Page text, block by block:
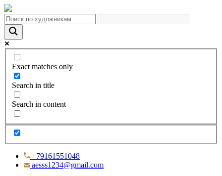
Exact matches only
Search in title
Search in content
+79161551048
aesss1234@gmail.com